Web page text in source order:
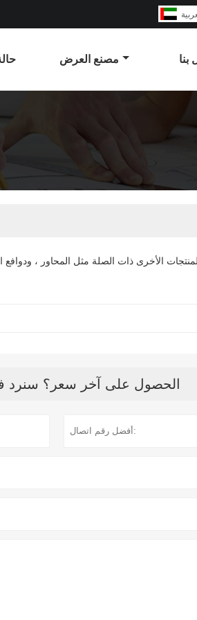
مصنع العرض بنا
الأخرى ذات الصلة مثل المحاور ، ودوافع
الحصول على آخر سعر؟ سنرد في